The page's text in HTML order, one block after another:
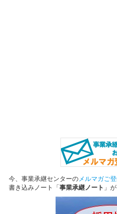
今、事業承継センターのメルマガご
書き込みノート 「事業承継ノート 」